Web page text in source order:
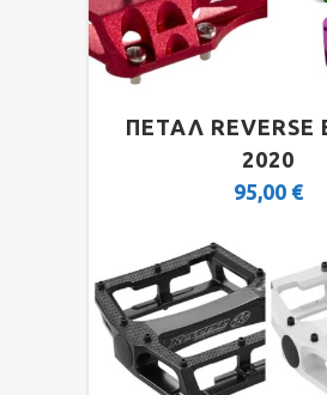
ΠΕΤΑΛ REVERSE
2020
95,00 €